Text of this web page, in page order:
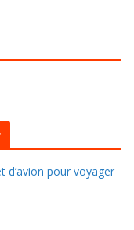
d’avion pour voyager